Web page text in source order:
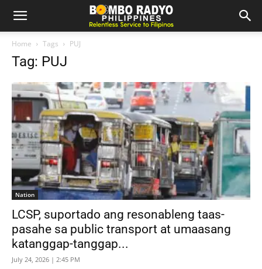
Home Tags PUJ
Tag: PUJ
Nation
LCSP, suportado ang resonableng taas-
pasahe sa public transport at umaasang
katanggap-tanggap...
July 24, 2026 | 2:45 PM